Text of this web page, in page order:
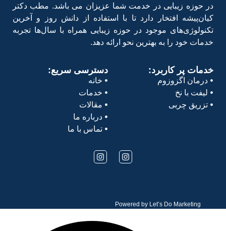
در حوزه زیبایی در خدمت شما عزیزان می باشد. مطب دکتر
کیان‌پیشه افتخار دارد تا با استفاده از دانش روز و آخرین
تکنولوژی‌های موجود در حوزه زیبایی همراه با سال‌ها تجربه
خدمات خود را به بهترین نحو ارائه دهد.
خدمات پر کاربرد:
درمان اگزوزوم
لیفت با نخ
تزریق چربی
دسترسی سریع:
خانه
خدمات
مقالات
درباره ما
تماس با ما
Powered by Let’s Do Marketing